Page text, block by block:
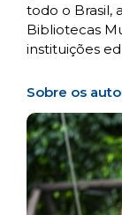
todo o Brasil,
Bibliotecas
instituições
Sobre os